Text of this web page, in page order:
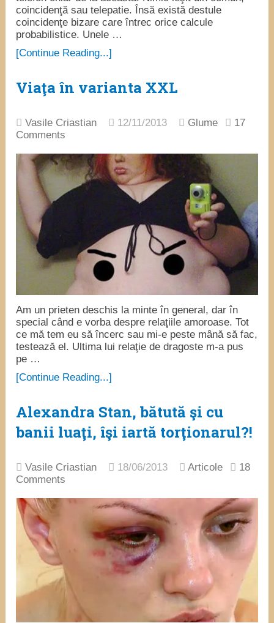
coincidenţă sau telepatie. Însă există destule
coincidenţe bizare care întrec orice calcule
probabilistice. Unele …
[Continue Reading...]
Viaţa în varianta XXL
Vasile Criastian 12/11/2013 Glume
17
Comments
Am un prieten deschis la minte în general, dar în
special când e vorba despre relaţiile amoroase. Tot
ce mă tem eu să încerc sau mi-e peste mână să fac,
testează el. Ultima lui relaţie de dragoste m-a pus
pe …
[Continue Reading...]
Alexandra Stan, bătută şi cu
banii luaţi, îşi iartă torţionarul?!
Vasile Criastian 18/06/2013 Articole
18
Comments